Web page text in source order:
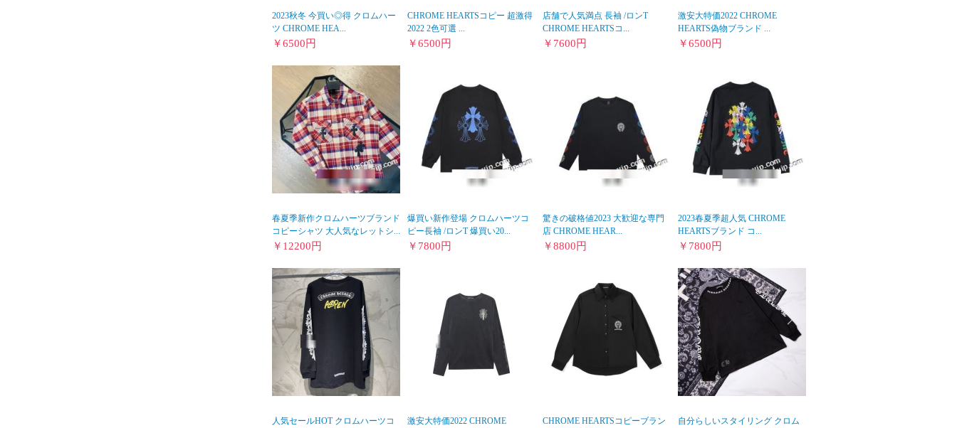
2023秋冬 今買い◎得 クロムハー
ツ CHROME HEA...
￥6500円
CHROME HEARTSコピー 超激得
2022 2色可選 ...
￥6500円
店舗で人気満点 長袖 /ロンT
CHROME HEARTSコ...
￥ 7600円
激安大特価2022 CHROME
HEARTS偽物ブランド ...
￥6500円
春夏季新作クロムハーツブランド
コピーシャツ 大人気なレットシ...
￥ 12200円
爆買い新作登場 クロムハーツコ
ピー長袖 /ロンT 爆買い20...
￥ 7800円
驚きの破格値2023 大歓迎な専門
店 CHROME HEAR...
￥8800円
2023春夏季超人気 CHROME
HEARTSブランド コ...
￥ 7800円
人気セールHOT クロムハーツコ
激安大特価2022 CHROME
CHROME HEARTSコピーブラン
自分らしいスタイリング クロム